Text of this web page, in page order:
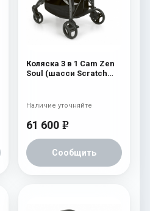
Коляска 3 в 1 Cam Zen
Soul (шасси Scratch
61 600 e
Сообщить
Наличие уточняйте